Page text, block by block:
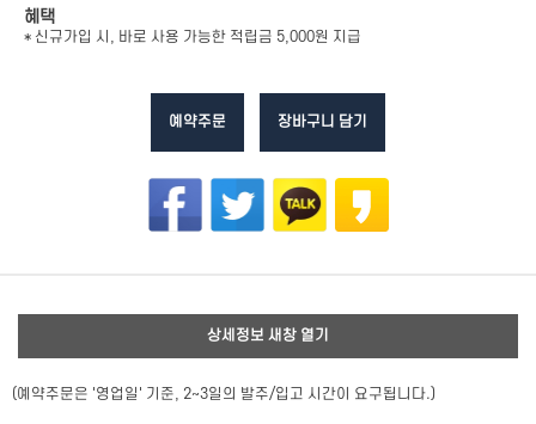
혜택
* 신규가입 시, 바로 사용 가능한 적립금 5,000원 지급
예약주문 장바구니 담기
상세정보 새창 열기
(예약주문은 '영업일' 기준, 2~3일의 발주/입고 시간이 요구됩니다.)